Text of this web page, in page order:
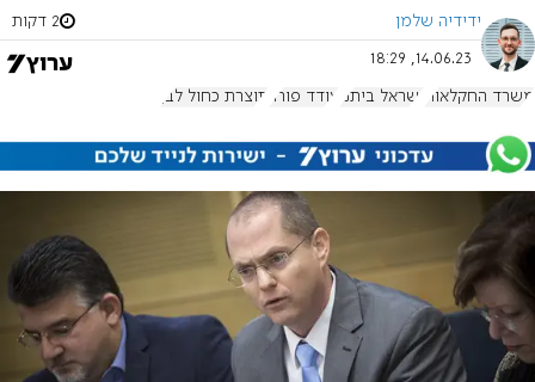
ידידיה שלמן 2 דקות
14.06.23, 18:29
משרד החקלאות ישראל ביתנו עודד פורר תוצרת כחול לבן